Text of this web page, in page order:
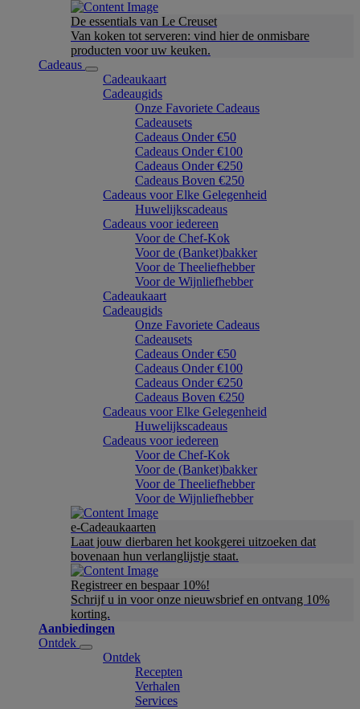
De essentials van Le Creuset
Van koken tot serveren: vind hier de onmisbare
producten voor uw keuken.
Cadeaus
Cadeaukaart
Cadeaugids
Onze Favoriete Cadeaus
Cadeausets
Cadeaus Onder €50
Cadeaus Onder €100
Cadeaus Onder €250
Cadeaus Boven €250
Cadeaus voor Elke Gelegenheid
Huwelijkscadeaus
Cadeaus voor iedereen
Voor de Chef-Kok
Voor de (Banket)bakker
Voor de Theeliefhebber
Voor de Wijnliefhebber
Cadeaukaart
Cadeaugids
Onze Favoriete Cadeaus
Cadeausets
Cadeaus Onder €50
Cadeaus Onder €100
Cadeaus Onder €250
Cadeaus Boven €250
Cadeaus voor Elke Gelegenheid
Huwelijkscadeaus
Cadeaus voor iedereen
Voor de Chef-Kok
Voor de (Banket)bakker
Voor de Theeliefhebber
Voor de Wijnliefhebber
e-Cadeaukaarten
Laat jouw dierbaren het kookgerei uitzoeken dat
bovenaan hun verlanglijstje staat.
Registreer en bespaar 10%!
Schrijf u in voor onze nieuwsbrief en ontvang 10%
korting.
Aanbiedingen
Ontdek
Ontdek
Recepten
Verhalen
Services